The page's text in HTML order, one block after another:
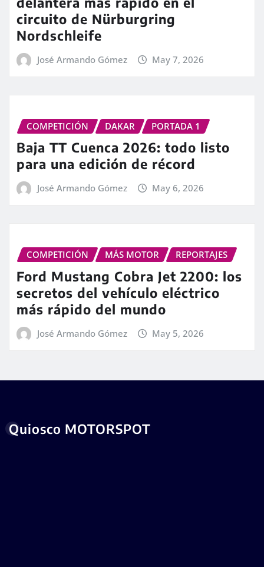
circuito de Nürburgring
Nordschleife
José Armando Gómez May 7, 2026
COMPETICIÓN DAKAR PORTADA 1
Baja TT Cuenca 2026: todo listo
para una edición de récord
José Armando Gómez May 6, 2026
COMPETICIÓN MÁS MOTOR REPORTAJES
Ford Mustang Cobra Jet 2200: los
secretos del vehículo eléctrico
más rápido del mundo
José Armando Gómez May 5, 2026
Quiosco MOTORSPOT